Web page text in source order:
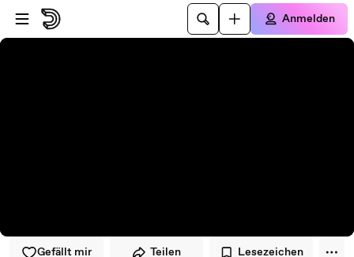
Zum Player springen
Zum Hauptinhalt springen
Anmelden
Gefällt mir Teilen Lesezeichen